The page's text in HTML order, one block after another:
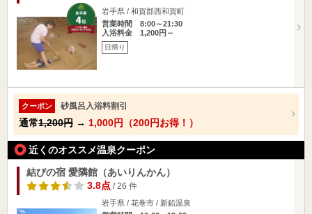
岩手県 / 和賀郡西和賀町
営業時間 8:00～21:30
入浴料金 1,200円～
日帰り
クーポン 砂風呂入浴料割引
通常1,200円 → 1,000円（200円お得！）
近くのオススメ温泉クーポン
結びの宿 愛隣館（あいりんかん）
3.8点/ 26 件
岩手県 / 花巻市 / 新鉛温泉